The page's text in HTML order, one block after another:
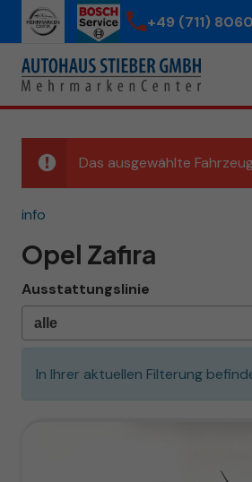
+49 (711)
Das ausgewählte
info
Opel Zafira
Ausstattungslinie
In Ihrer aktuellen Filterung